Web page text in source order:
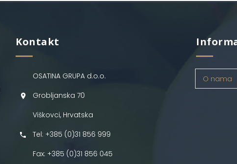
Kontakt
OSATINA GRUPA d.o.o.
Grobljanska 70
Viškovci, Hrvatska
Tel: +385 (0)31 856 999
Fax: +385 (0)31 856 045
O nama